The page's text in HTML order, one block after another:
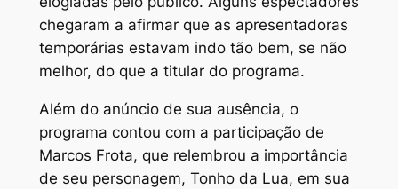
chegaram a afirmar que as apresentadoras
temporárias estavam indo tão bem, se não
melhor, do que a titular do programa.
Além do anúncio de sua ausência, o
programa contou com a participação de
Marcos Frota, que relembrou a importância
de seu personagem, Tonho da Lua, em sua